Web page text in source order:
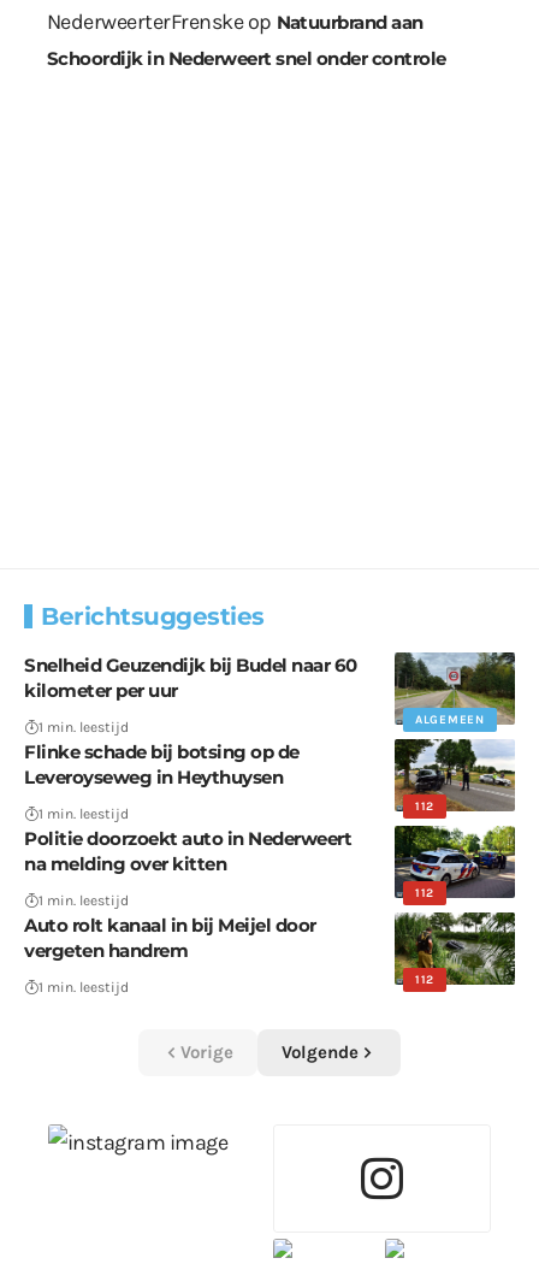
NederweerterFrenskeop Natuurbrand aan
Schoordijk in Nederweert snel onder controle
Berichtsuggesties
ALGEMEEN
Snelheid Geuzendijk bij Budel naar 60
kilometer per uur
1 min. leestijd
112
Flinke schade bij botsing op de
Leveroyseweg in Heythuysen
1 min. leestijd
112
Politie doorzoekt auto in Nederweert
na melding over kitten
1 min. leestijd
112
Auto rolt kanaal in bij Meijel door
vergeten handrem
1 min. leestijd
Vorige Volgende